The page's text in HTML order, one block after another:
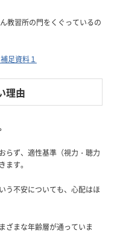
教習所の門をくぐっているの
足資料１
理由
らず、適性基準（視力・聴力
す。
う不安についても、心配はほ
ざまな年齢層が通っていま